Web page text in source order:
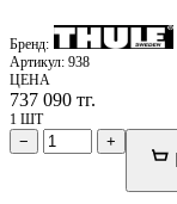
Бренд:
Артикул: 938
ЦЕНА
737 090 тг.
1 ШТ
− +